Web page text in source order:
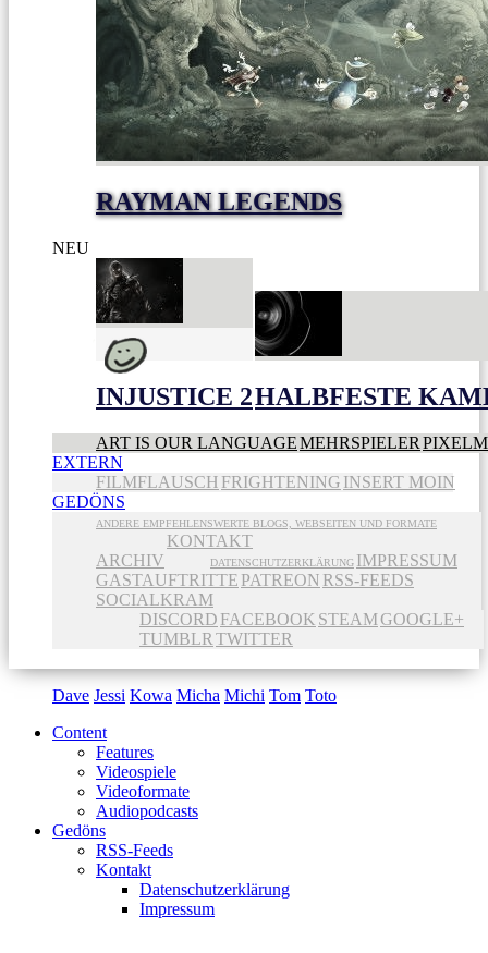
RAYMAN LEGENDS
NEU
INJUSTICE 2HALBFESTE
ART IS OUR LANGUAGEMEHRSPIELER
EXTERN
FILMFLAUSCH FRIGHTENING INSERT MOIN
GEDÖNS
ANDERE EMPFEHLENSWERTE BLOGS, WEBSEITEN UND FORMATE
ARCHIV
KONTAKT
DATENSCHUTZERKLÄRUNG IMPRESSUM
GASTAUFTRITTE PATREON RSS-FEEDS
SOCIALKRAM
DISCORD FACEBOOK STEAMGOOGLE+
TUMBLR TWITTER
Dave Jessi Kowa Micha Michi Tom Toto
Content
Features
Videospiele
Videoformate
Audiopodcasts
Gedöns
RSS-Feeds
Kontakt
Datenschutzerklärung
Impressum